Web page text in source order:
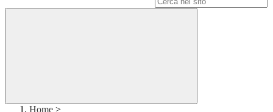
Home >